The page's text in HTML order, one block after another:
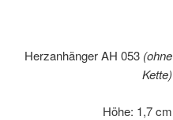
Herzanhänger AH 053 (ohne
Kette)
Höhe: 1,7 cm